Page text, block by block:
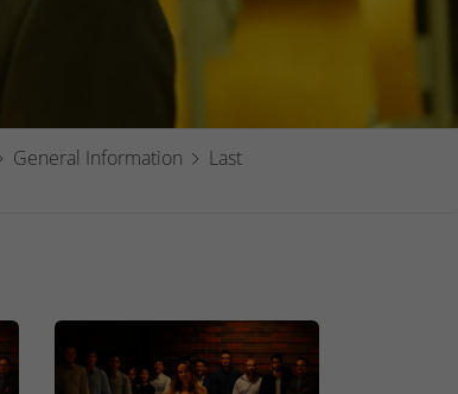
General Information Last